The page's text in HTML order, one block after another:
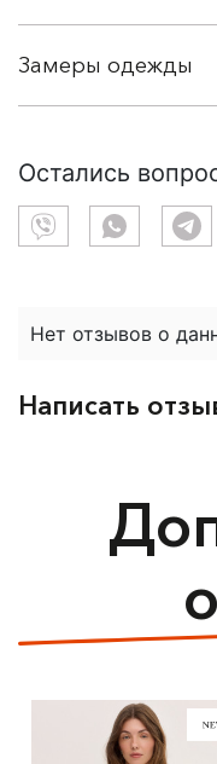
Замеры одежды
Остались
Нет отзывов о
Написать